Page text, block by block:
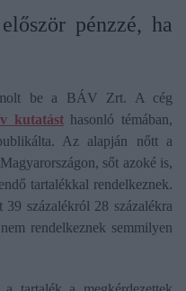
pénzzé, ha
be a BÁV Zrt. A cég
kutatásthasonló témában,
Az alapján nőtt a
sőt azoké is,
tartalékkal rendelkeznek.
százalékról 28 százalékra
rendelkeznek semmilyen